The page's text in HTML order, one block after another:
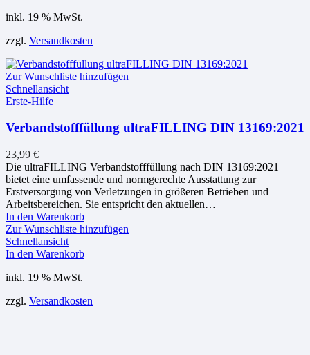
inkl. 19 % MwSt.
zzgl. Versandkosten
Zur Wunschliste hinzufügen
Schnellansicht
Erste-Hilfe
Verbandstofffüllung ultraFILLING DIN 13169:2021
23,99 €
Die ultraFILLING Verbandstofffüllung nach DIN 13169:2021
bietet eine umfassende und normgerechte Ausstattung zur
Erstversorgung von Verletzungen in größeren Betrieben und
Arbeitsbereichen. Sie entspricht den aktuellen…
In den Warenkorb
Zur Wunschliste hinzufügen
Schnellansicht
In den Warenkorb
inkl. 19 % MwSt.
zzgl. Versandkosten